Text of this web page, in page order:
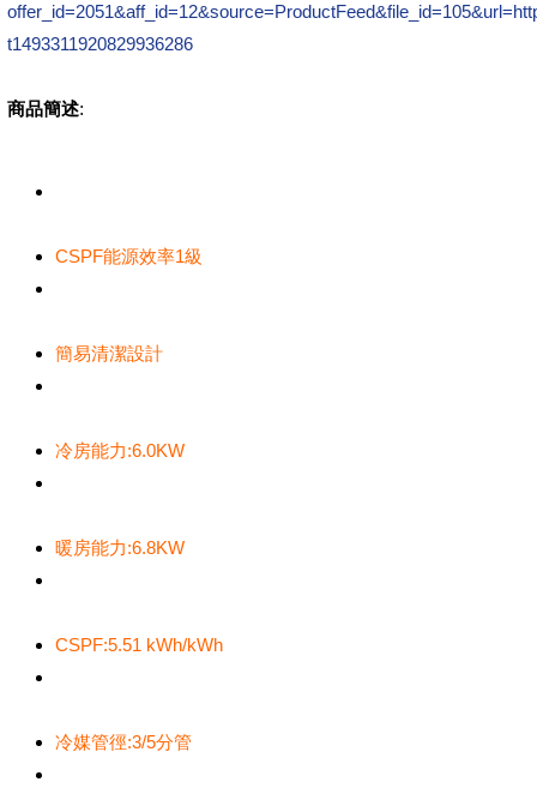
t1493311920829936286
商品簡述:
CSPF能源效率1級
簡易清潔設計
冷房能力:6.0KW
暖房能力:6.8KW
CSPF:5.51 kWh/kWh
冷媒管徑:3/5分管